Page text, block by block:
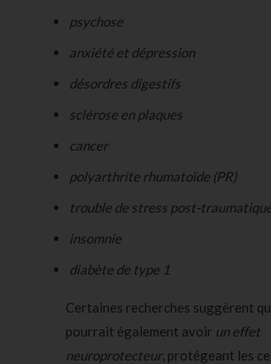
psychose
anxiété et dépression
désordres digestifs
sclérose en plaques
cancer
polyarthrite rhumatoïde (PR)
trouble de stress post-
insomnie
diabète de type 1
Certaines recherches suggèrent
pourrait également avoir un effet
neuroprotecteur, protégeant les